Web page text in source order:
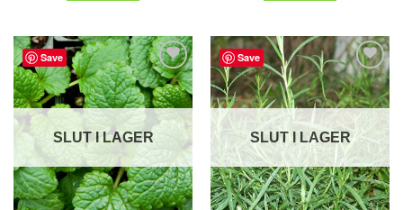
Save
lägg till
i
favoriter
SLUT I LAGER
Save
lägg till
i
favoriter
SLUT I LAGER